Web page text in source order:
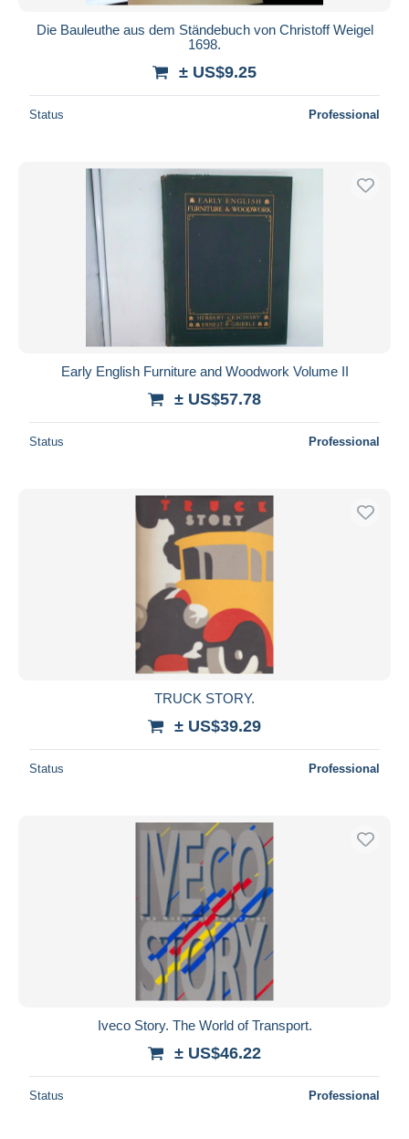
Die Bauleuthe aus dem Ständebuch von Christoff Weigel
1698.
± US$9.25
Status Professional
Early English Furniture and Woodwork Volume II
± US$57.78
Status Professional
TRUCK STORY.
± US$39.29
Status Professional
Iveco Story. The World of Transport.
± US$46.22
Status Professional